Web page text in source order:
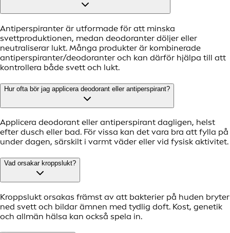
Antiperspiranter är utformade för att minska
svettproduktionen, medan deodoranter döljer eller
neutraliserar lukt. Många produkter är kombinerade
antiperspiranter/deodoranter och kan därför hjälpa till att
kontrollera både svett och lukt.
Hur ofta bör jag applicera deodorant eller antiperspirant?
Applicera deodorant eller antiperspirant dagligen, helst
efter dusch eller bad. För vissa kan det vara bra att fylla på
under dagen, särskilt i varmt väder eller vid fysisk aktivitet.
Vad orsakar kroppslukt?
Kroppslukt orsakas främst av att bakterier på huden bryter
ned svett och bildar ämnen med tydlig doft. Kost, genetik
och allmän hälsa kan också spela in.